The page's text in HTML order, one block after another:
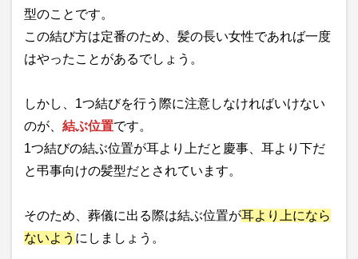
型のことです。
この結び方は定番のため、髪の長い女性であれば一度
はやったことがあるでしょう。
しかし、1つ結びを行う際に注意しなければいけない
のが、 結ぶ位置です。
1つ結びの結ぶ位置が耳より上だと慶事、耳より下だ
と弔事向けの髪型だとされています。
そのため、葬儀に出る際は結ぶ位置が耳より上になら
ないよう にしましょう。